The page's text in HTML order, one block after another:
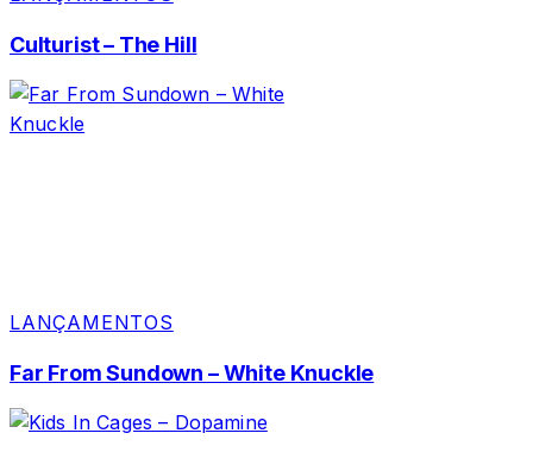
Culturist – The Hill
LANÇAMENTOS
Far From Sundown – White Knuckle